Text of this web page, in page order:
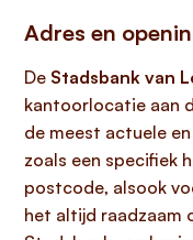
Adres en
De Stadsbank van
kantoorlocatie aan
de meest actuele
zoals een specifiek
postcode, alsook
het altijd raadzaam